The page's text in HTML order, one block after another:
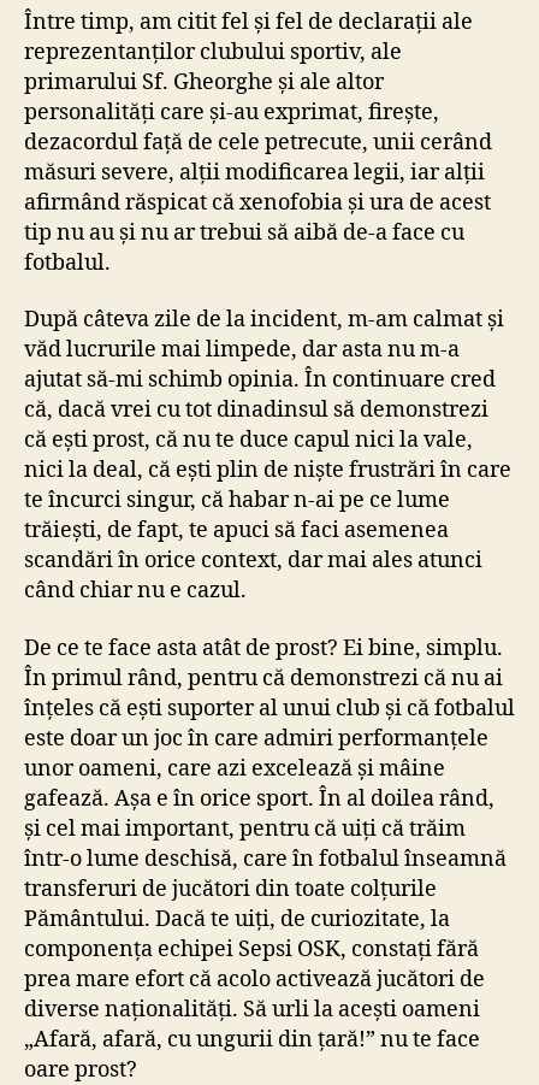
Între timp, am citit fel și fel de declarații ale
reprezentanților clubului sportiv, ale
primarului Sf. Gheorghe și ale altor
personalități care și-au exprimat, firește,
dezacordul față de cele petrecute, unii cerând
măsuri severe, alții modificarea legii, iar alții
afirmând răspicat că xenofobia și ura de acest
tip nu au și nu ar trebui să aibă de-a face cu
fotbalul.
După câteva zile de la incident, m-am calmat și
văd lucrurile mai limpede, dar asta nu m-a
ajutat să-mi schimb opinia. În continuare cred
că, dacă vrei cu tot dinadinsul să demonstrezi
că ești prost, că nu te duce capul nici la vale,
nici la deal, că ești plin de niște frustrări în care
te încurci singur, că habar n-ai pe ce lume
trăiești, de fapt, te apuci să faci asemenea
scandări în orice context, dar mai ales atunci
când chiar nu e cazul.
De ce te face asta atât de prost? Ei bine, simplu.
În primul rând, pentru că demonstrezi că nu ai
înțeles că ești suporter al unui club și că fotbalul
este doar un joc în care admiri performanțele
unor oameni, care azi excelează și mâine
gafează. Așa e în orice sport. În al doilea rând,
și cel mai important, pentru că uiți că trăim
într-o lume deschisă, care în fotbalul înseamnă
transferuri de jucători din toate colțurile
Pământului. Dacă te uiți, de curiozitate, la
componența echipei Sepsi OSK, constați fără
prea mare efort că acolo activează jucători de
diverse naționalități. Să urli la acești oameni
„Afară, afară, cu ungurii din țară!” nu te face
oare prost?